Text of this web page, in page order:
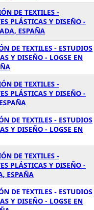
DE TEXTILES -
PLÁSTICAS Y DISEÑO -
ESPAÑA
DE TEXTILES - ESTUDIOS
Y DISEÑO - LOGSE EN
DE TEXTILES -
PLÁSTICAS Y DISEÑO -
DE TEXTILES - ESTUDIOS
Y DISEÑO - LOGSE EN
DE TEXTILES -
PLÁSTICAS Y DISEÑO -
ESPAÑA
DE TEXTILES - ESTUDIOS
Y DISEÑO - LOGSE EN